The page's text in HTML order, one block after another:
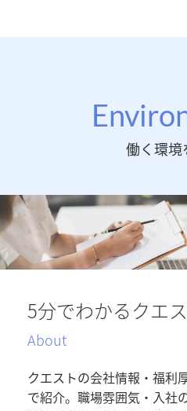
働く環境
5分でわかるクエ
About
クエストの会社情報・福利
で紹介。職場雰囲気・入社